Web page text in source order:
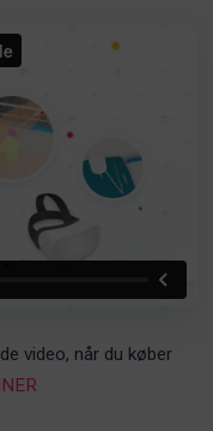
video, når du køber